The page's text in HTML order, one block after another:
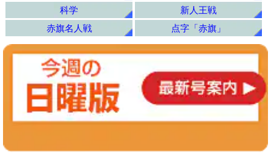
科学
新人王戦
赤旗名人戦
点字「赤旗」